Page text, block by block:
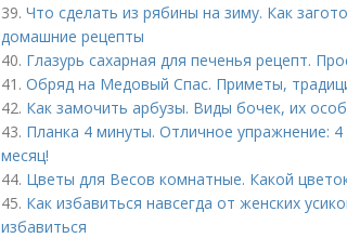
39. Что сделать из рябины на зиму. Как
домашние рецепты
40. Глазурь сахарная для печенья рецепт.
41. Обряд на Медовый Спас. Приметы,
42. Как замочить арбузы. Виды бочек, их
43. Планка 4 минуты. Отличное упражнение:
месяц!
44. Цветы для Весов комнатные. Какой
45. Как избавиться навсегда от женских
избавиться